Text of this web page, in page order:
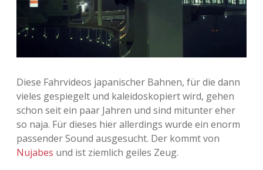
Nur mal so
Täglicher Sinnwahn
Wandnotizen
Adventskalender 2011
Adventskalender 2012
Adventskalender 2014
Adventskalender 2015
Adventskalender 2016
Diese Fahrvideos japanischer Bahnen, für die dann
vieles gespiegelt und kaleidoskopiert wird, gehen
schon seit ein paar Jahren und sind mitunter eher
so naja. Für dieses hier allerdings wurde ein enorm
passender Sound ausgesucht. Der kommt von
Nujabes und ist ziemlich geiles Zeug.